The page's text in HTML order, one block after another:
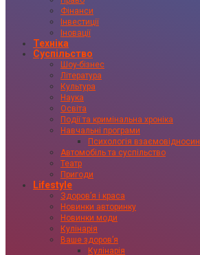
Фінанси
Інвестиції
Іновації
Техніка
Суспільство
Шоу-бізнес
Література
Культура
Наука
Освіта
Події та кримінальна хроніка
Навчальні програми
Психологія взаємовідносин
Автомобіль та суспільство
Театр
Пригоди
Lifestyle
Здоровʼя і краса
Новинки авторинку
Новинки моди
Кулінарія
Ваше здоровʼя
Кулінарія